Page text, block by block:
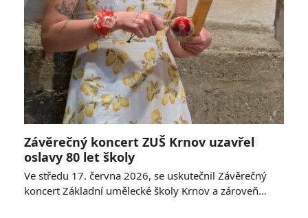
Závěrečný koncert ZUŠ Krnov uzavřel
oslavy 80 let školy
Ve středu 17. června 2026, se uskutečnil Závěrečný
koncert Základní umělecké školy Krnov a zároveň…